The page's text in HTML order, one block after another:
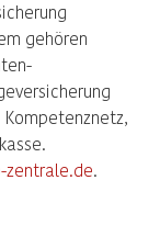
gehören
Kompetenznetz,
zentrale.de.